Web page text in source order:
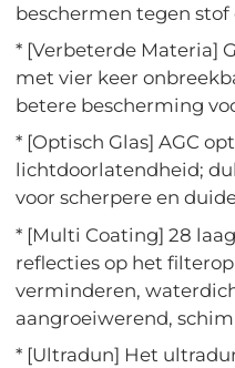
beschermen tegen stof
* [Verbeterde Materia]
met vier keer
betere bescherming
* [Optisch Glas] AGC
lichtdoorlatendheid;
voor scherpere en
* [Multi Coating] 28
reflecties op het
verminderen,
aangroeiwerend,
* [Ultradun] Het